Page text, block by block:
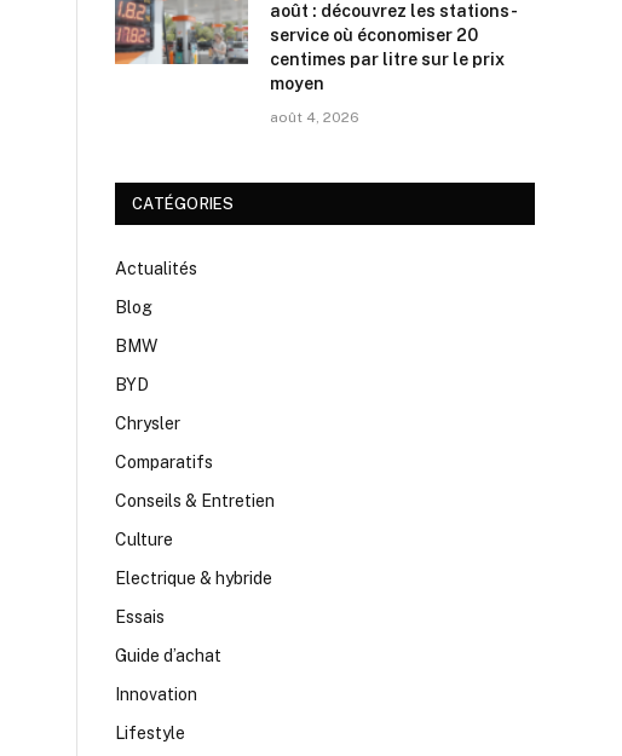
août : découvrez les stations-
service où économiser 20
centimes par litre sur le prix
moyen
août 4, 2026
CATÉGORIES
Actualités
Blog
BMW
BYD
Chrysler
Comparatifs
Conseils & Entretien
Culture
Electrique & hybride
Essais
Guide d’achat
Innovation
Lifestyle